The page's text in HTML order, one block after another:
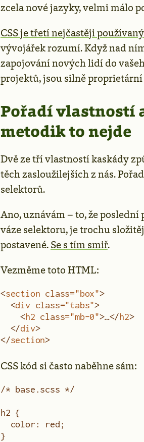
zcela nové jazyky, velmi málo
CSS je třetí nejčastěji
vývojářek rozumí. Když nad
zapojování nových lidí do
projektů, jsou silně
Pořadí vlastností
metodik to nejde
Dvě ze tří vlastností kaskády
těch zasloužilejších z nás.
selektorů.
Ano, uznávám – to, že
váze selektoru, je trochu
postavené.Se s tím smiř.
Vezměme toto HTML:
<section class="box">
  <
div class="tabs">
    <
h2 class="mb-0">…</h2>
  </
div>
</section>
CSS kód si často naběhne sám:
/* base.scss */
h2 {
  color: red;
}